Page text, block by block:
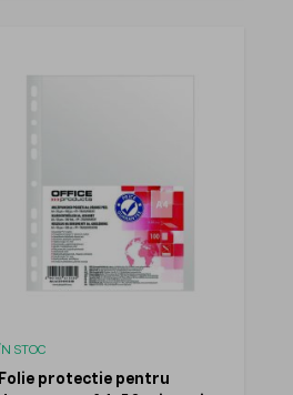
ÎN STOC
Folie protectie pentru